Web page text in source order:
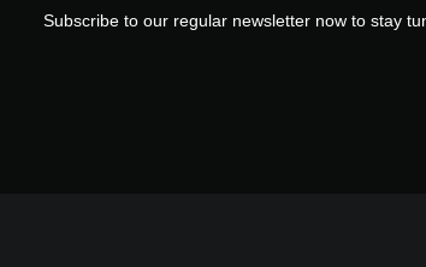
Subscribe to our regular newsletter now to stay